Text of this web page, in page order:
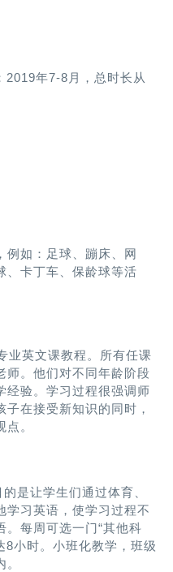
年7-8月，总时长从
例如：足球、蹦床、网
、卡丁车、保龄球等活
业英文课教程。所有任课
师。他们对不同年龄阶段
经验。学习过程很强调师
在接受新知识的同时，
。
是让学生们通过体育、
学习英语，使学习过程不
。每周可选一门“其他科
8小时。小班化教学，班级